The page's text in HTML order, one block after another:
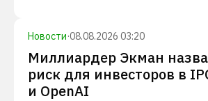
Новости·08.08.2026 03:20
Миллиардер Экман
риск для инвесторов в
и OpenAI